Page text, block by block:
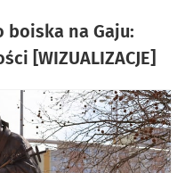
na Gaju:
[WIZUALIZACJE]